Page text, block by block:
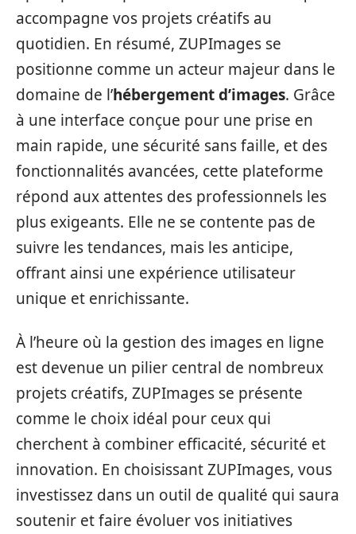
accompagne vos projets créatifs au
quotidien. En résumé, ZUPImages se
positionne comme un acteur majeur dans le
domaine de l’hébergement d’images. Grâce
à une interface conçue pour une prise en
main rapide, une sécurité sans faille, et des
fonctionnalités avancées, cette plateforme
répond aux attentes des professionnels les
plus exigeants. Elle ne se contente pas de
suivre les tendances, mais les anticipe,
offrant ainsi une expérience utilisateur
unique et enrichissante.
À l’heure où la gestion des images en ligne
est devenue un pilier central de nombreux
projets créatifs, ZUPImages se présente
comme le choix idéal pour ceux qui
cherchent à combiner efficacité, sécurité et
innovation. En choisissant ZUPImages, vous
investissez dans un outil de qualité qui saura
soutenir et faire évoluer vos initiatives